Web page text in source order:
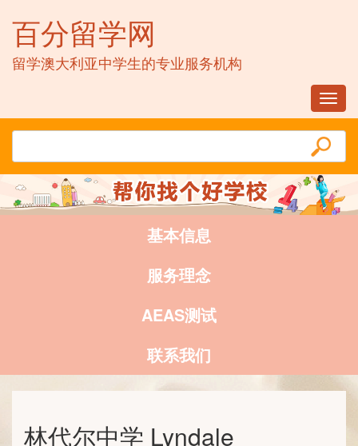
百分留学网
留学澳大利亚中学生的专业服务机构
基本信息
服务理念
AEAS测试
联系我们
林代尔中学 Lyndale